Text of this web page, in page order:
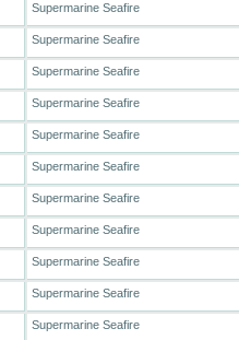
Supermarine Seafire
Supermarine Seafire
Supermarine Seafire
Supermarine Seafire
Supermarine Seafire
Supermarine Seafire
Supermarine Seafire
Supermarine Seafire
Supermarine Seafire
Supermarine Seafire
Supermarine Seafire